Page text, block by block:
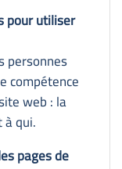
pour utiliser
personnes
compétence
web : la
qui.
pages de